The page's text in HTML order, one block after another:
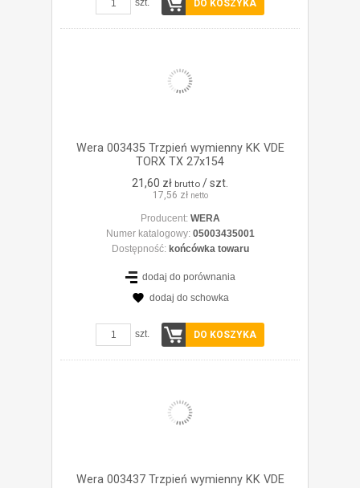
szt. DO KOSZYKA
Wera 003435 Trzpień wymienny KK VDE
TORX TX 27x154
21,60 zł brutto / szt.
17,56 zł netto
Producent: WERA
Numer katalogowy: 05003435001
Dostępność: końcówka towaru
dodaj do porównania
dodaj do schowka
szt. DO KOSZYKA
Wera 003437 Trzpień wymienny KK VDE